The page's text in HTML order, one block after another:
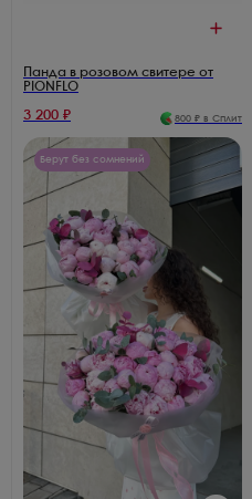
Панда в розовом свитере от
PIONFLO
3 200 ₽ 800 ₽ в Сплит
Берут без сомнений